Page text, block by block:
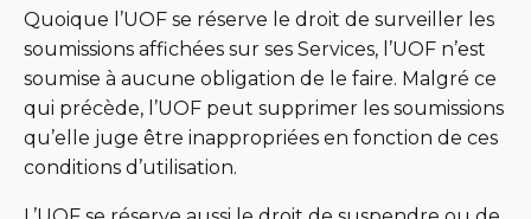
Quoique l’UOF se réserve le droit de surveiller les
soumissions affichées sur ses Services, l’UOF n’est
soumise à aucune obligation de le faire. Malgré ce
qui précède, l’UOF peut supprimer les soumissions
qu’elle juge être inappropriées en fonction de ces
conditions d’utilisation.